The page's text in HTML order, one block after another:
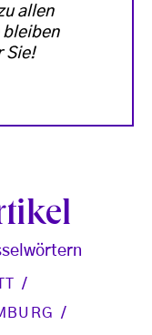
allen
bleiben
Sie!